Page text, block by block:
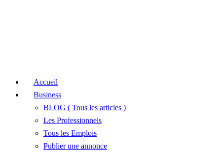
Accueil
Business
BLOG ( Tous les articles )
Les Professionnels
Tous les Emplois
Publier une annonce